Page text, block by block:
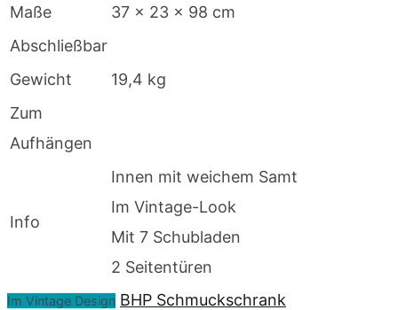
Maße
37 x 23 x 98 cm
Abschließbar
Gewicht
19,4 kg
Zum
Aufhängen
Info
Innen mit weichem Samt
Im Vintage-Look
Mit 7 Schubladen
2 Seitentüren
Im Vintage Design BHP Schmuckschrank